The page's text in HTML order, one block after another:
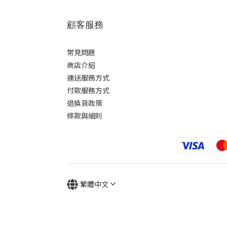
顧客服務
常見問題
商店介紹
運送服務方式
付款服務方式
退換貨政策
條款與細則
繁體中文